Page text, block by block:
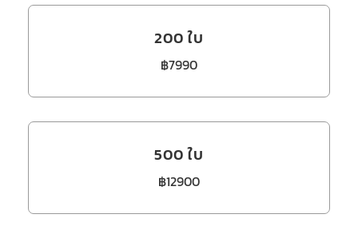
200 ใบ
฿7990
500 ใบ
฿12900